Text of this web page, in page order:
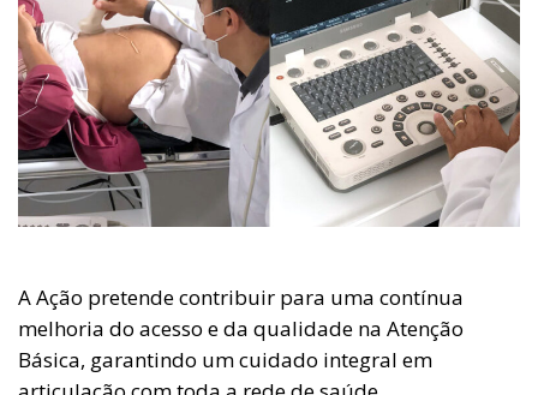
A Ação pretende contribuir para uma contínua
melhoria do acesso e da qualidade na Atenção
Básica, garantindo um cuidado integral em